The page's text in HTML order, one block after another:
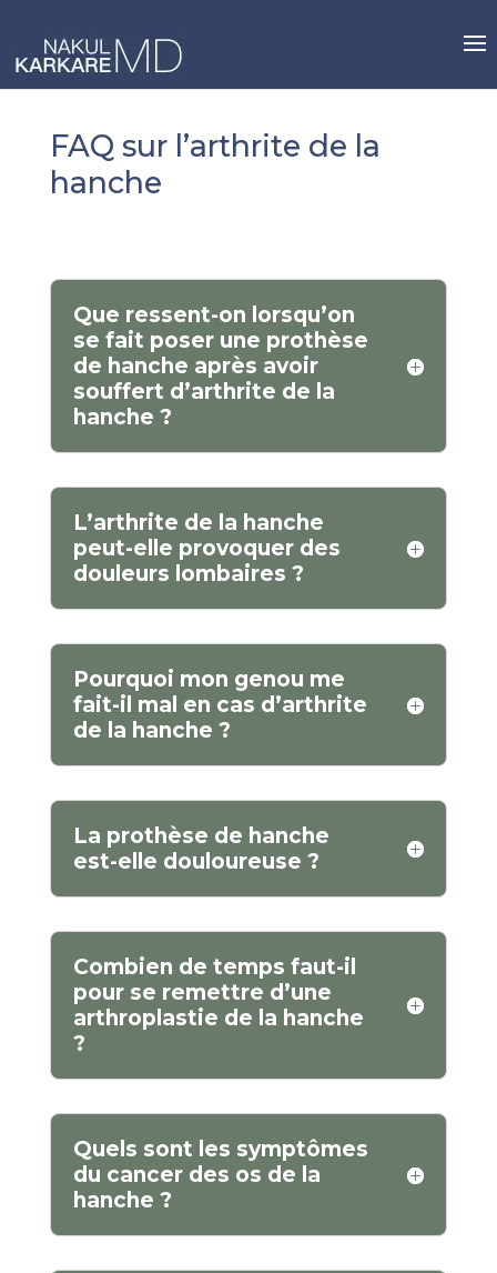
content
FAQ sur l’arthrite de la
hanche
Que ressent-on lorsqu’on
se fait poser une prothèse
de hanche après avoir
souffert d’arthrite de la
hanche ?
L’arthrite de la hanche
peut-elle provoquer des
douleurs lombaires ?
Pourquoi mon genou me
fait-il mal en cas d’arthrite
de la hanche ?
La prothèse de hanche
est-elle douloureuse ?
Combien de temps faut-il
pour se remettre d’une
arthroplastie de la hanche
?
Quels sont les symptômes
du cancer des os de la
hanche ?